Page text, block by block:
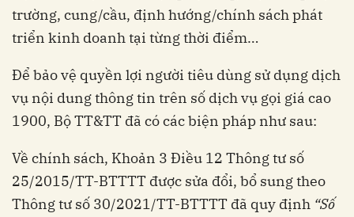
trường, cung/cầu, định hướng/chính sách phát
triển kinh doanh tại từng thời điểm…
Để bảo vệ quyền lợi người tiêu dùng sử dụng dịch
vụ nội dung thông tin trên số dịch vụ gọi giá cao
1900, Bộ TT&TT đã có các biện pháp như sau:
Về chính sách, Khoản 3 Điều 12 Thông tư số
25/2015/TT-BTTTT được sửa đổi, bổ sung theo
Thông tư số 30/2021/TT-BTTTT đã quy định “Số